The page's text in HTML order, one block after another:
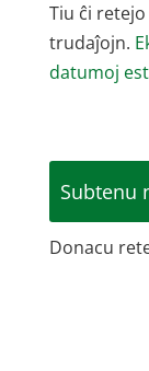
Tiu ĉi
trudaĵojn.
datumoj
Subtenu
Donacu